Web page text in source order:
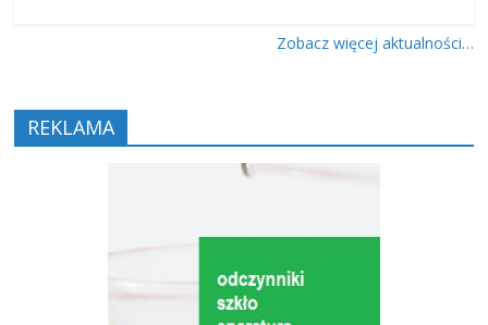
Zobacz więcej aktualności…
REKLAMA